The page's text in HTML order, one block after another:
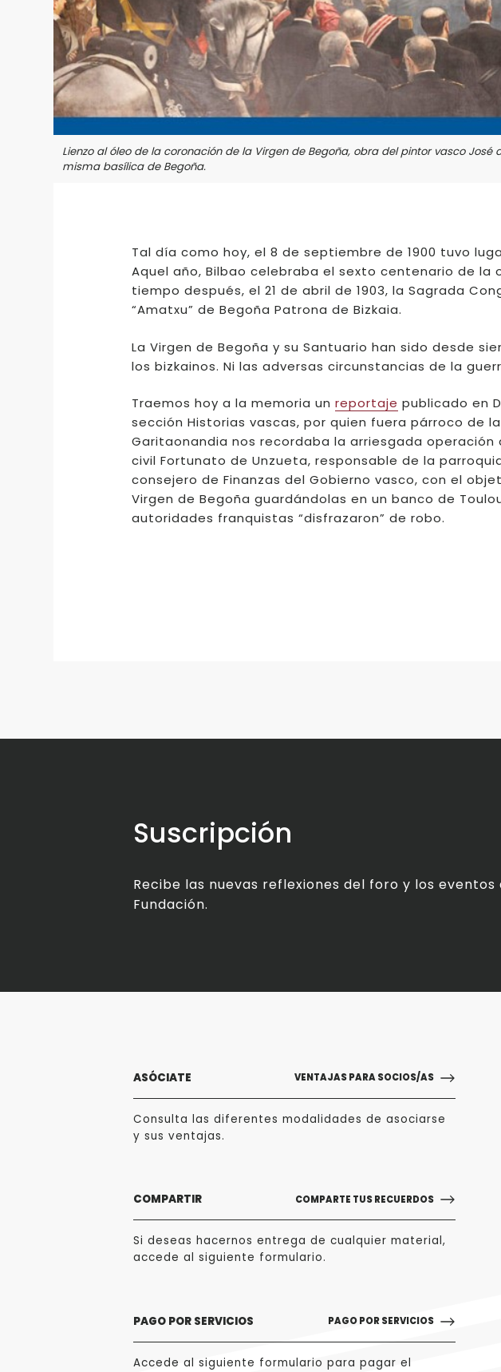
Lienzo al óleo de la coronación de la Virgen de Begoña, obra del pintor vasco
misma basílica de Begoña.
Tal día como hoy, el 8 de septiembre de 1900 tuvo
Aquel año, Bilbao celebraba el sexto centenario de la
tiempo después, el 21 de abril de 1903, la Sagrada
“Amatxu” de Begoña Patrona de Bizkaia.
La Virgen de Begoña y su Santuario han sido desde
los bizkainos. Ni las adversas circunstancias de la
Traemos hoy a la memoria un reportaje publicado en
sección Historias vascas, por quien fuera párroco de
Garitaonandia nos recordaba la arriesgada
civil Fortunato de Unzueta, responsable de la
consejero de Finanzas del Gobierno vasco, con el
Virgen de Begoña guardándolas en un banco de
autoridades franquistas “disfrazaron” de robo.
Suscripción
Recibe las nuevas reflexiones del foro y los eventos
Fundación.
ASÓCIATE VENTAJAS PARA SOCIOS/AS
Consulta las diferentes modalidades de asociarse
y sus ventajas.
COMPARTIR COMPARTE TUS RECUERDOS
Si deseas hacernos entrega de cualquier material,
accede al siguiente formulario.
PAGO POR SERVICIOS PAGO POR SERVICIOS
Accede al siguiente formulario para pagar el